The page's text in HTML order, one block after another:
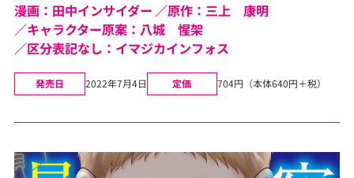
漫画：田中インサイダー
原作：三上 康明
キャラクター原案：八城 惺架
区分表記なし：イマジカインフォス
発売日 2022年7月4日 定価 704円（本体640円＋税）